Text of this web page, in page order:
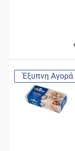
Έξυπνη Αγορά